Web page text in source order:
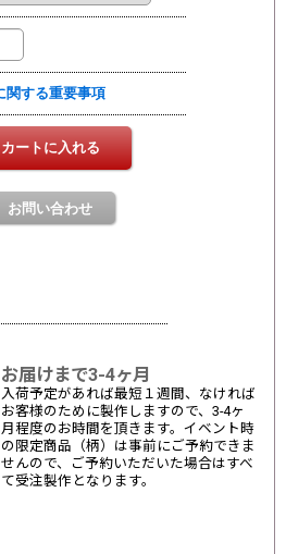
お届けまで3-4ヶ月
入荷予定があれば最短１週間、なければ
お客様のために製作しますので、3-4ヶ
月程度のお時間を頂きます。イベント時
の限定商品（柄）は事前にご予約できま
せんので、ご予約いただいた場合はすべ
て受注製作となります。